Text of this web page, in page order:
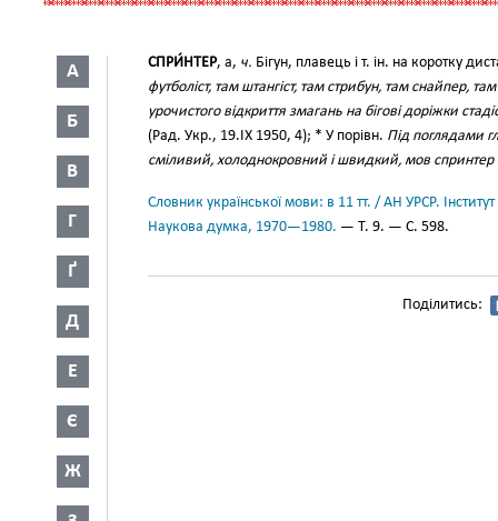
А
Б
В
Г
Ґ
Д
Е
Є
Ж
СПРИ́НТЕР, а, ч. Бігун, плавець і т. ін. на коротку
футболіст, там штангіст, там стрибун, там снайпер,
урочистого відкриття змагань на бігові доріжки
(Рад. Укр., 19.IX 1950, 4); * У порівн. Під поглядами
сміливий, холоднокровний і швидкий, мов спринтер
Словник української мови: в 11 тт. / АН УРСР.
Наукова думка, 1970—1980. — Т. 9. — С. 598.
Поділитись: